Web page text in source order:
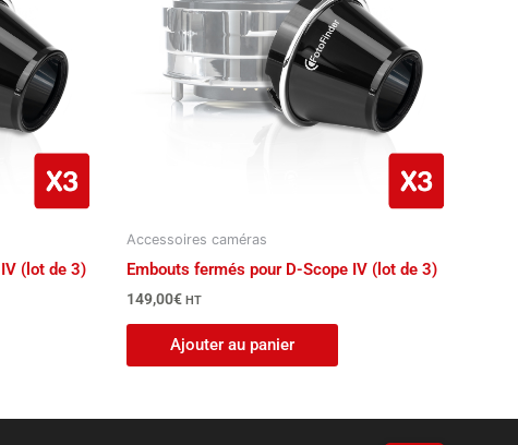
(lot de 3)
Accessoires caméras
Embouts fermés pour D-Scope IV (lot de 3)
149,00€ HT
Ajouter au panier